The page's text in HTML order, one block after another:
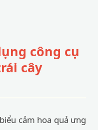
công cụ
cây
cảm hoa quả ưng